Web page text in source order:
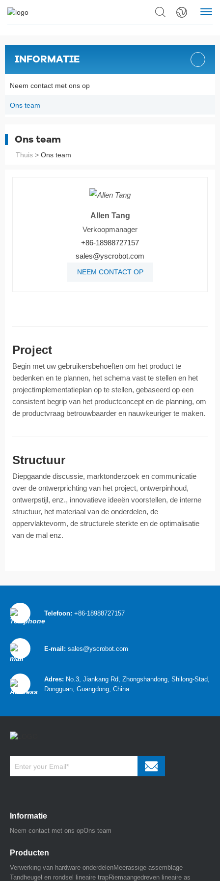
INFORMATIE
Neem contact met ons op
Ons team
Ons team
Thuis > Ons team
Allen Tang
Verkoopmanager
+86-18988727157
sales@yscrobot.com
NEEM CONTACT OP
Project
Begin met uw gebruikersbehoeften om het product te
bedenken en te plannen, het schema vast te stellen en het
projectimplementatieplan op te stellen, gebaseerd op een
consistent begrip van het productconcept en de planning, om
de productvraag betrouwbaarder en nauwkeuriger te maken.
Structuur
Diepgaande discussie, marktonderzoek en communicatie
over de ontwerprichting van het project, ontwerpinhoud,
ontwerpstijl, enz., innovatieve ideeën voorstellen, de interne
structuur, het materiaal van de onderdelen, de
oppervlaktevorm, de structurele sterkte en de optimalisatie
van de mal enz.
Telefoon: +86-18988727157
E-mail: sales@yscrobot.com
Adres: No.3, Jiankang Rd, Zhongshandong, Shilong-Stad,
Dongguan, Guangdong, China
Informatie
Neem contact met ons opOns team
Producten
Verwerking van hardware-onderdelenMeerassige assemblage
Tandheugel en rondsel lineaire trapRiemaangedreven lineaire as